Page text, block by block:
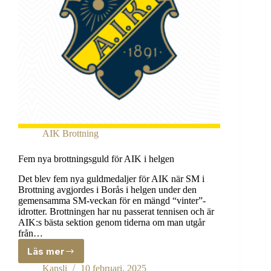
AIK Brottning
Fem nya brottningsguld för AIK i helgen
Det blev fem nya guldmedaljer för AIK när SM i
Brottning avgjordes i Borås i helgen under den
gemensamma SM-veckan för en mängd “vinter”-
idrotter. Brottningen har nu passerat tennisen och är
AIK:s bästa sektion genom tiderna om man utgår
från…
Läs mer
Fem
nya
Kansli 10 februari, 2025